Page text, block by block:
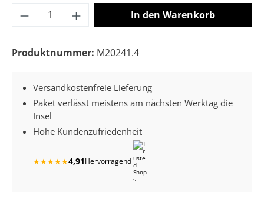
Produkt Anzahl: Gib den gewünschten
In den Warenkorb
Produktnummer: M20241.4
Versandkostenfreie Lieferung
Paket verlässt meistens am nächsten Werktag die
Insel
Hohe Kundenzufriedenheit
★★★★★4,91Hervorragend